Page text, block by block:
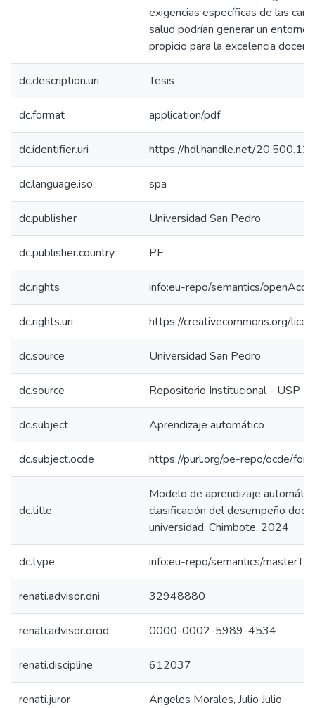
exigencias específicas de las
salud podrían generar un entorno
propicio para la excelencia
dc.description.uri Tesis
dc.format application/pdf
dc.identifier.uri https://hdl.handle.net/
dc.language.iso spa
dc.publisher Universidad San Pedro
dc.publisher.country PE
dc.rights info:eu-repo/semantics/
dc.rights.uri https://creativecommons.org/
dc.source Universidad San Pedro
dc.source Repositorio Institucional - USP
dc.subject Aprendizaje automático
dc.subject.ocde https://purl.org/pe-repo/ocde/
dc.title
Modelo de aprendizaje
clasificación del desempeño
universidad, Chimbote, 2024
dc.type info:eu-repo/semantics/
renati.advisor.dni 32948880
renati.advisor.orcid 0000-0002-5989-4534
renati.discipline 612037
renati.juror Angeles Morales, Julio Julio